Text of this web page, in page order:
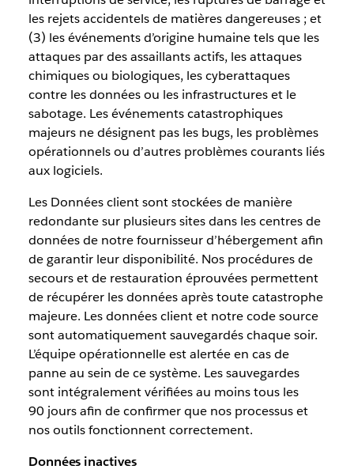
les rejets accidentels de matières dangereuses ; et
(3) les événements d’origine humaine tels que les
attaques par des assaillants actifs, les attaques
chimiques ou biologiques, les cyberattaques
contre les données ou les infrastructures et le
sabotage. Les événements catastrophiques
majeurs ne désignent pas les bugs, les problèmes
opérationnels ou d’autres problèmes courants liés
aux logiciels.
Les Données client sont stockées de manière
redondante sur plusieurs sites dans les centres de
données de notre fournisseur d’hébergement afin
de garantir leur disponibilité. Nos procédures de
secours et de restauration éprouvées permettent
de récupérer les données après toute catastrophe
majeure. Les données client et notre code source
sont automatiquement sauvegardés chaque soir.
L’équipe opérationnelle est alertée en cas de
panne au sein de ce système. Les sauvegardes
sont intégralement vérifiées au moins tous les
90 jours afin de confirmer que nos processus et
nos outils fonctionnent correctement.
Données inactives